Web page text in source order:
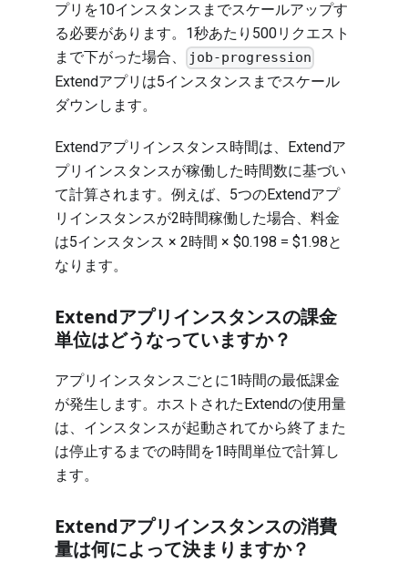
プリを10インスタンスまでスケールアップす
る必要があります。1秒あたり500リクエスト
まで下がった場合、
job-progression
Extendアプリは5インスタンスまでスケール
ダウンします。
Extendアプリインスタンス時間は、Extendア
プリインスタンスが稼働した時間数に基づい
て計算されます。例えば、5つのExtendアプ
リインスタンスが2時間稼働した場合、料金
は5インスタンス × 2時間 × $0.198 = $1.98と
なります。
Extendアプリインスタンスの課金
単位はどうなっていますか？
アプリインスタンスごとに1時間の最低課金
が発生します。ホストされたExtendの使用量
は、インスタンスが起動されてから終了また
は停止するまでの時間を1時間単位で計算し
ます。
Extendアプリインスタンスの消費
量は何によって決まりますか？